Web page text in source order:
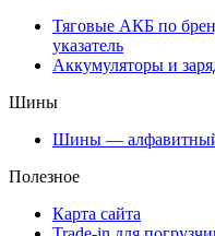
Тяговые АКБ по
указатель
Аккумуляторы и
Шины
Шины — алфавитный
Полезное
Карта сайта